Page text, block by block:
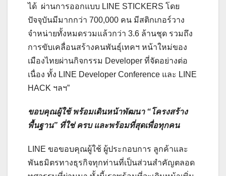
ได้ ผ่านการออกแบบ LINE STICKERS โดย
ปัจจุบันมีมากกว่า 700,000 คน มีสติกเกอร์วาง
จำหน่ายทั้งหมดรวมแล้วกว่า 3.6 ล้านชุด รวมถึง
การขับเคลื่อนสร้างคนพันธุ์เทคฯ หน้าใหม่ของ
เมืองไทยผ่านกิจกรรม Developer ที่จัดอย่างต่อ
เนื่อง ทั้ง LINE Developer Conference และ LINE
HACK ฯลฯ”
ขอบคุณผู้ใช้ พร้อมเดินหน้าพัฒนา “โครงสร้าง
พื้นฐาน” ที่ใช่ ครบ และพร้อมที่สุดเพื่อทุกคน
LINE ขอขอบคุณผู้ใช้ ผู้ประกอบการ ลูกค้าและ
พันธมิตรทางธุรกิจทุกท่านที่เป็นส่วนสำคัญตลอด